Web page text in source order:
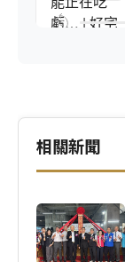
相關新聞